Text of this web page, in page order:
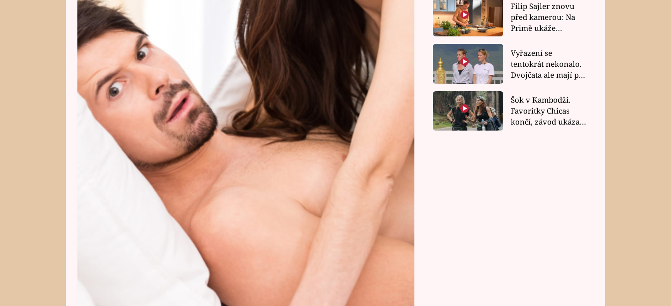
Filip Sajler znovu
před kamerou: Na
Primě ukáže
rychlé recepty
Vyřazení se
tentokrát nekonalo.
Dvojčata ale mají po
závodu nůž na krku
Šok v Kambodži.
Favoritky Chicas
končí, závod ukázal